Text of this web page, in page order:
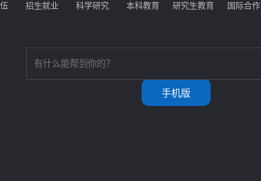
招生就业 科学研究 本科教育 研究生教育 国际合作
手机版